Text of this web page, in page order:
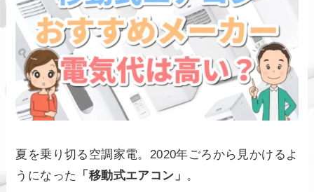
夏を乗り切る空調家電。2020年ごろから見かけるよ
うになった
「移動式エアコン」 。